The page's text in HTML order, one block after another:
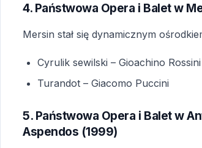
4. Państwowa Opera i Balet w
Mersin stał się dynamicznym
Cyrulik sewilski – Gioachino Rossini
Turandot – Giacomo Puccini
5. Państwowa Opera i Balet w
Aspendos (1999)